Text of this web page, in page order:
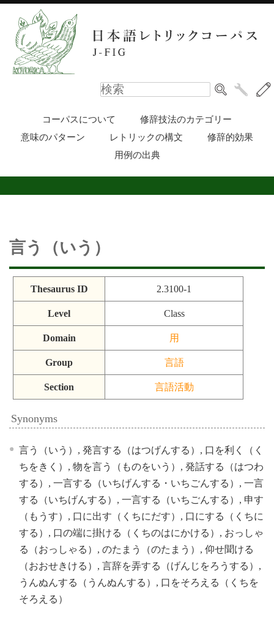
コーパスについて
修辞技法のカテゴリー
意味のパターン
レトリックの構文
修辞的効果
用例の出典
言う（いう）
Thesaurus ID 2.3100-1
Level Class
Domain 用
Group 言語
Section 言語活動
Synonyms
言う（いう）, 発言する（はつげんする）, 口を利く（く
ちをきく）, 物を言う（ものをいう）, 発話する（はつわ
する）, 一言する（いちげんする・いちごんする）, 一言
する（いちげんする）, 一言する（いちごんする）, 申す
（もうす）, 口に出す（くちにだす）, 口にする（くちに
する）, 口の端に掛ける（くちのはにかける）, おっしゃ
る（おっしゃる）, のたまう（のたまう）, 仰せ聞ける
（おおせきける）, 言辞を弄する（げんじをろうする）,
うんぬんする（うんぬんする）, 口をそろえる（くちを
そろえる）